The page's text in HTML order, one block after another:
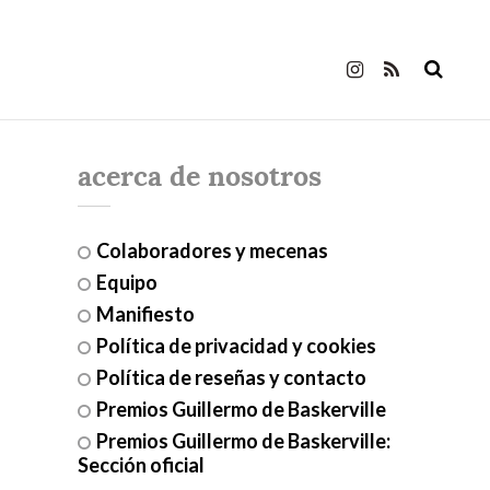
acerca de nosotros
Colaboradores y mecenas
Equipo
Manifiesto
Política de privacidad y cookies
Política de reseñas y contacto
Premios Guillermo de Baskerville
Premios Guillermo de Baskerville:
Sección oficial